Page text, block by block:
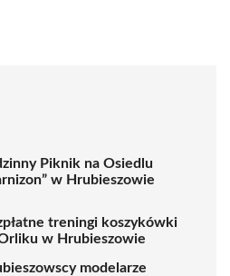
Piknik na Osiedlu
w Hrubieszowie
treningi koszykówki
w Hrubieszowie
modelarze